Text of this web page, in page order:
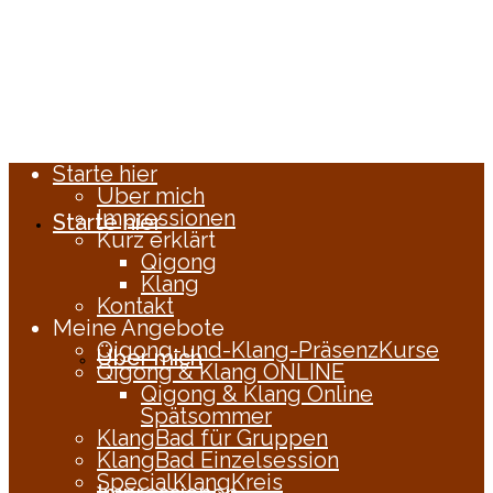
Starte hier
Über mich
Starte hier
Über mich
Impressionen
Kurz erklärt
Qigong
Klang
Kontakt
Meine Angebote
Qigong-und-Klang-PräsenzKurse
Qigong & Klang ONLINE
Qigong & Klang Online
Spätsommer
KlangBad für Gruppen
KlangBad Einzelsession
SpecialKlangKreis